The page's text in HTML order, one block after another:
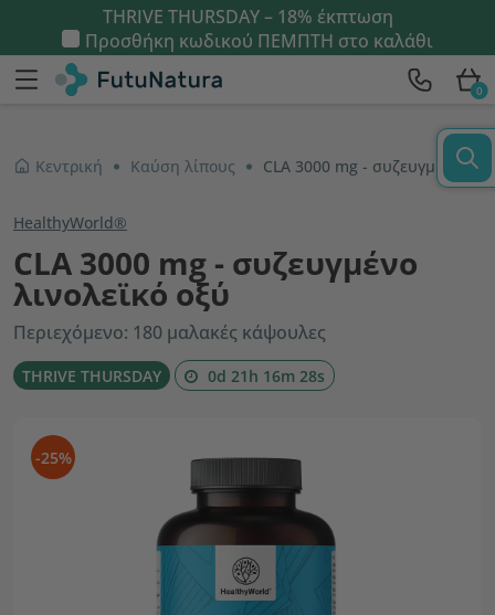
THRIVE THURSDAY – 18% έκπτωση
Προσθήκη κωδικού ΠΕΜΠΤΗ στο καλάθι
0
Κεντρική Καύση λίπους
HealthyWorld®
CLA 3000 mg - συζευγμένο
λινολεϊκό οξύ
Περιεχόμενο: 180 μαλακές κάψουλες
THRIVE THURSDAY 0d 21h 16m 27s
-25%